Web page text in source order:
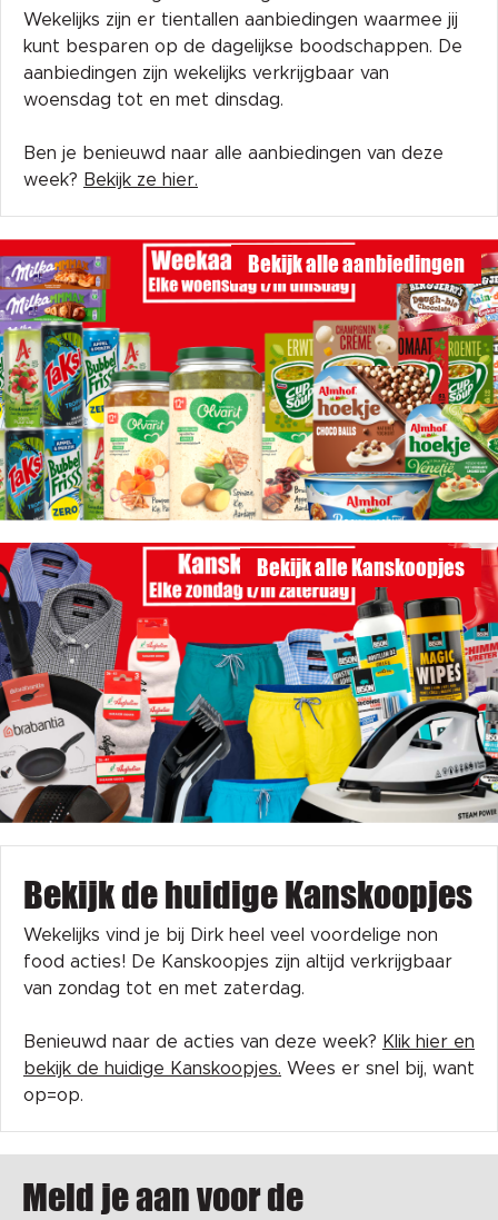
Wekelijks zijn er tientallen aanbiedingen waarmee jij
kunt besparen op de dagelijkse boodschappen. De
aanbiedingen zijn wekelijks verkrijgbaar van
woensdag tot en met dinsdag.
Ben je benieuwd naar alle aanbiedingen van deze
week? Bekijk ze hier.
Bekijk alle aanbiedingen
Bekijk alle Kanskoopjes
Bekijk de huidige Kanskoopjes
Wekelijks vind je bij Dirk heel veel voordelige non
food acties! De Kanskoopjes zijn altijd verkrijgbaar
van zondag tot en met zaterdag.
Benieuwd naar de acties van deze week? Klik hier en
bekijk de huidige Kanskoopjes. Wees er snel bij, want
op=op.
Meld je aan voor de